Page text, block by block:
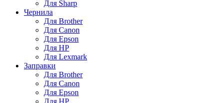
Для Sharp
Чернила
Для Brother
Для Canon
Для Epson
Для HP
Для Lexmark
Заправки
Для Brother
Для Canon
Для Epson
Для HP